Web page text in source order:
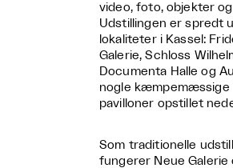
video, foto, objekter
Udstillingen er spredt
lokaliteter i Kassel:
Galerie, Schloss
Documenta Halle og
nogle kæmpemæssige
pavilloner opstillet
Som traditionelle
fungerer Neue Galerie